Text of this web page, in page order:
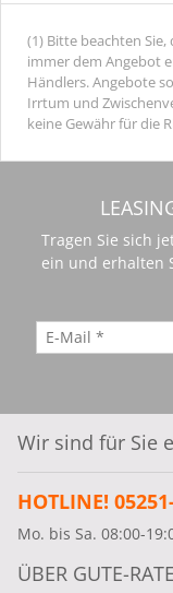
(1) Bitte beachten
immer dem Angebot
Händlers. Angebote
Irrtum und
keine Gewähr für die
Tragen Sie sich
ein und erhalten
Wir sind für Sie
HOTLINE!
Mo. bis Sa. 08:00-
ÜBER GUTE-